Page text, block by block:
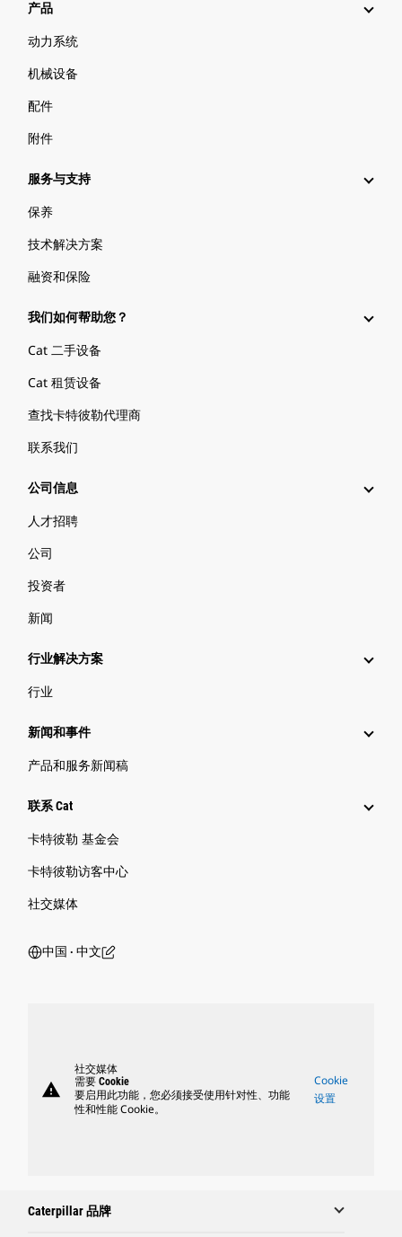
产品
动力系统
机械设备
配件
附件
服务与支持
保养
技术解决方案
融资和保险
我们如何帮助您？
Cat 二手设备
Cat 租赁设备
查找卡特彼勒代理商
联系我们
公司信息
人才招聘
公司
投资者
新闻
行业解决方案
行业
新闻和事件
产品和服务新闻稿
联系 Cat
卡特彼勒 基金会
卡特彼勒访客中心
社交媒体
中国 ‧ 中文
warning
社交媒体
需要 Cookie
要启用此功能，您必须接受使用针对性、功能
性和性能 Cookie。
Cookie
设置
Caterpillar 品牌